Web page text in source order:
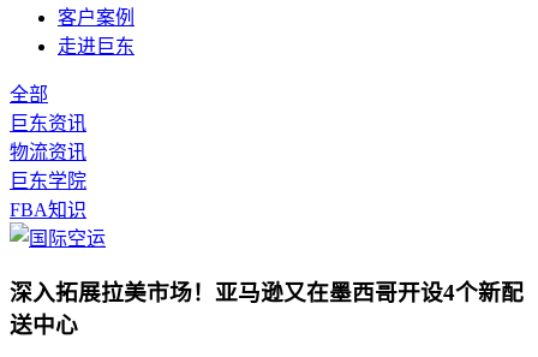
客户案例
走进巨东
全部
巨东资讯
物流资讯
巨东学院
FBA知识
深入拓展拉美市场！亚马逊又在墨西哥开设4个新配
送中心